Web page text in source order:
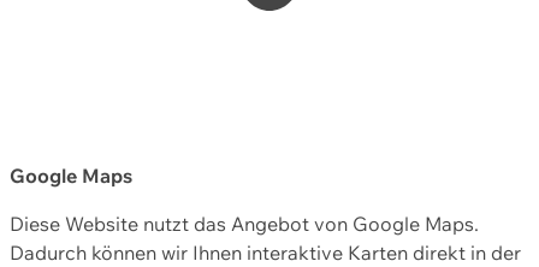
Google Maps
Diese Website nutzt das Angebot von Google Maps.
Dadurch können wir Ihnen interaktive Karten direkt in der